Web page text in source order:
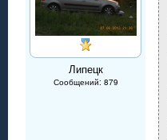
Липецк
Сообщений: 879